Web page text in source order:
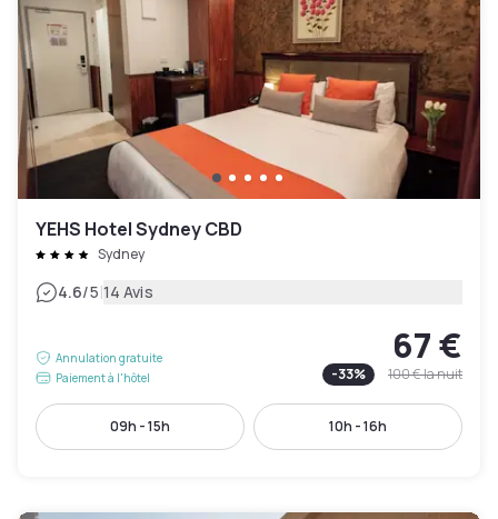
YEHS Hotel Sydney CBD
Sydney
4.6/5|14 Avis
Annulation gratuite
Paiement à l'hôtel
67 €
-33% 100 €la nuit
09h - 15h 10h - 16h